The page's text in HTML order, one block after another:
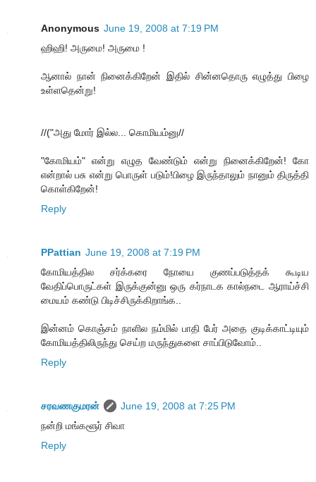
Anonymous June 19, 2008 at 7:19 PM
ஹிஹி! அருமை! அருமை !
ஆனால் நான் நினைக்கிறேன் இதில் சின்னதொரு எழுத்து பிழை
உள்ளதென்று!
//("அது மோர் இல்ல... கொமியம்னு//
"கோமியம்" என்று எழுத வேண்டும் என்று நினைக்கிறேன்! கோ
என்றால் பசு என்று பொருள் படும்!பிழை இருந்தாலும் நானும் திருத்தி
கொள்கிறேன்!
Reply
PPattian June 19, 2008 at 7:19 PM
கோமியத்தில சர்க்கரை நோயை குணப்படுத்தக் கூடிய
வேதிப்பொருட்கள் இருக்குன்னு ஒரு கர்நாடக கால்நடை ஆராய்ச்சி
மையம் கண்டு பிடிச்சிருக்கிறாங்க..
இன்னம் கொஞ்சம் நாளில நம்மில் பாதி பேர் அதை குடிக்காட்டியும்
கோமியத்திலிருந்து செய்ற மருந்துகளை சாப்பிடுவோம்..
Reply
சரவணகுமரன்
June 19, 2008 at 7:25 PM
நன்றி மங்களூர் சிவா
Reply